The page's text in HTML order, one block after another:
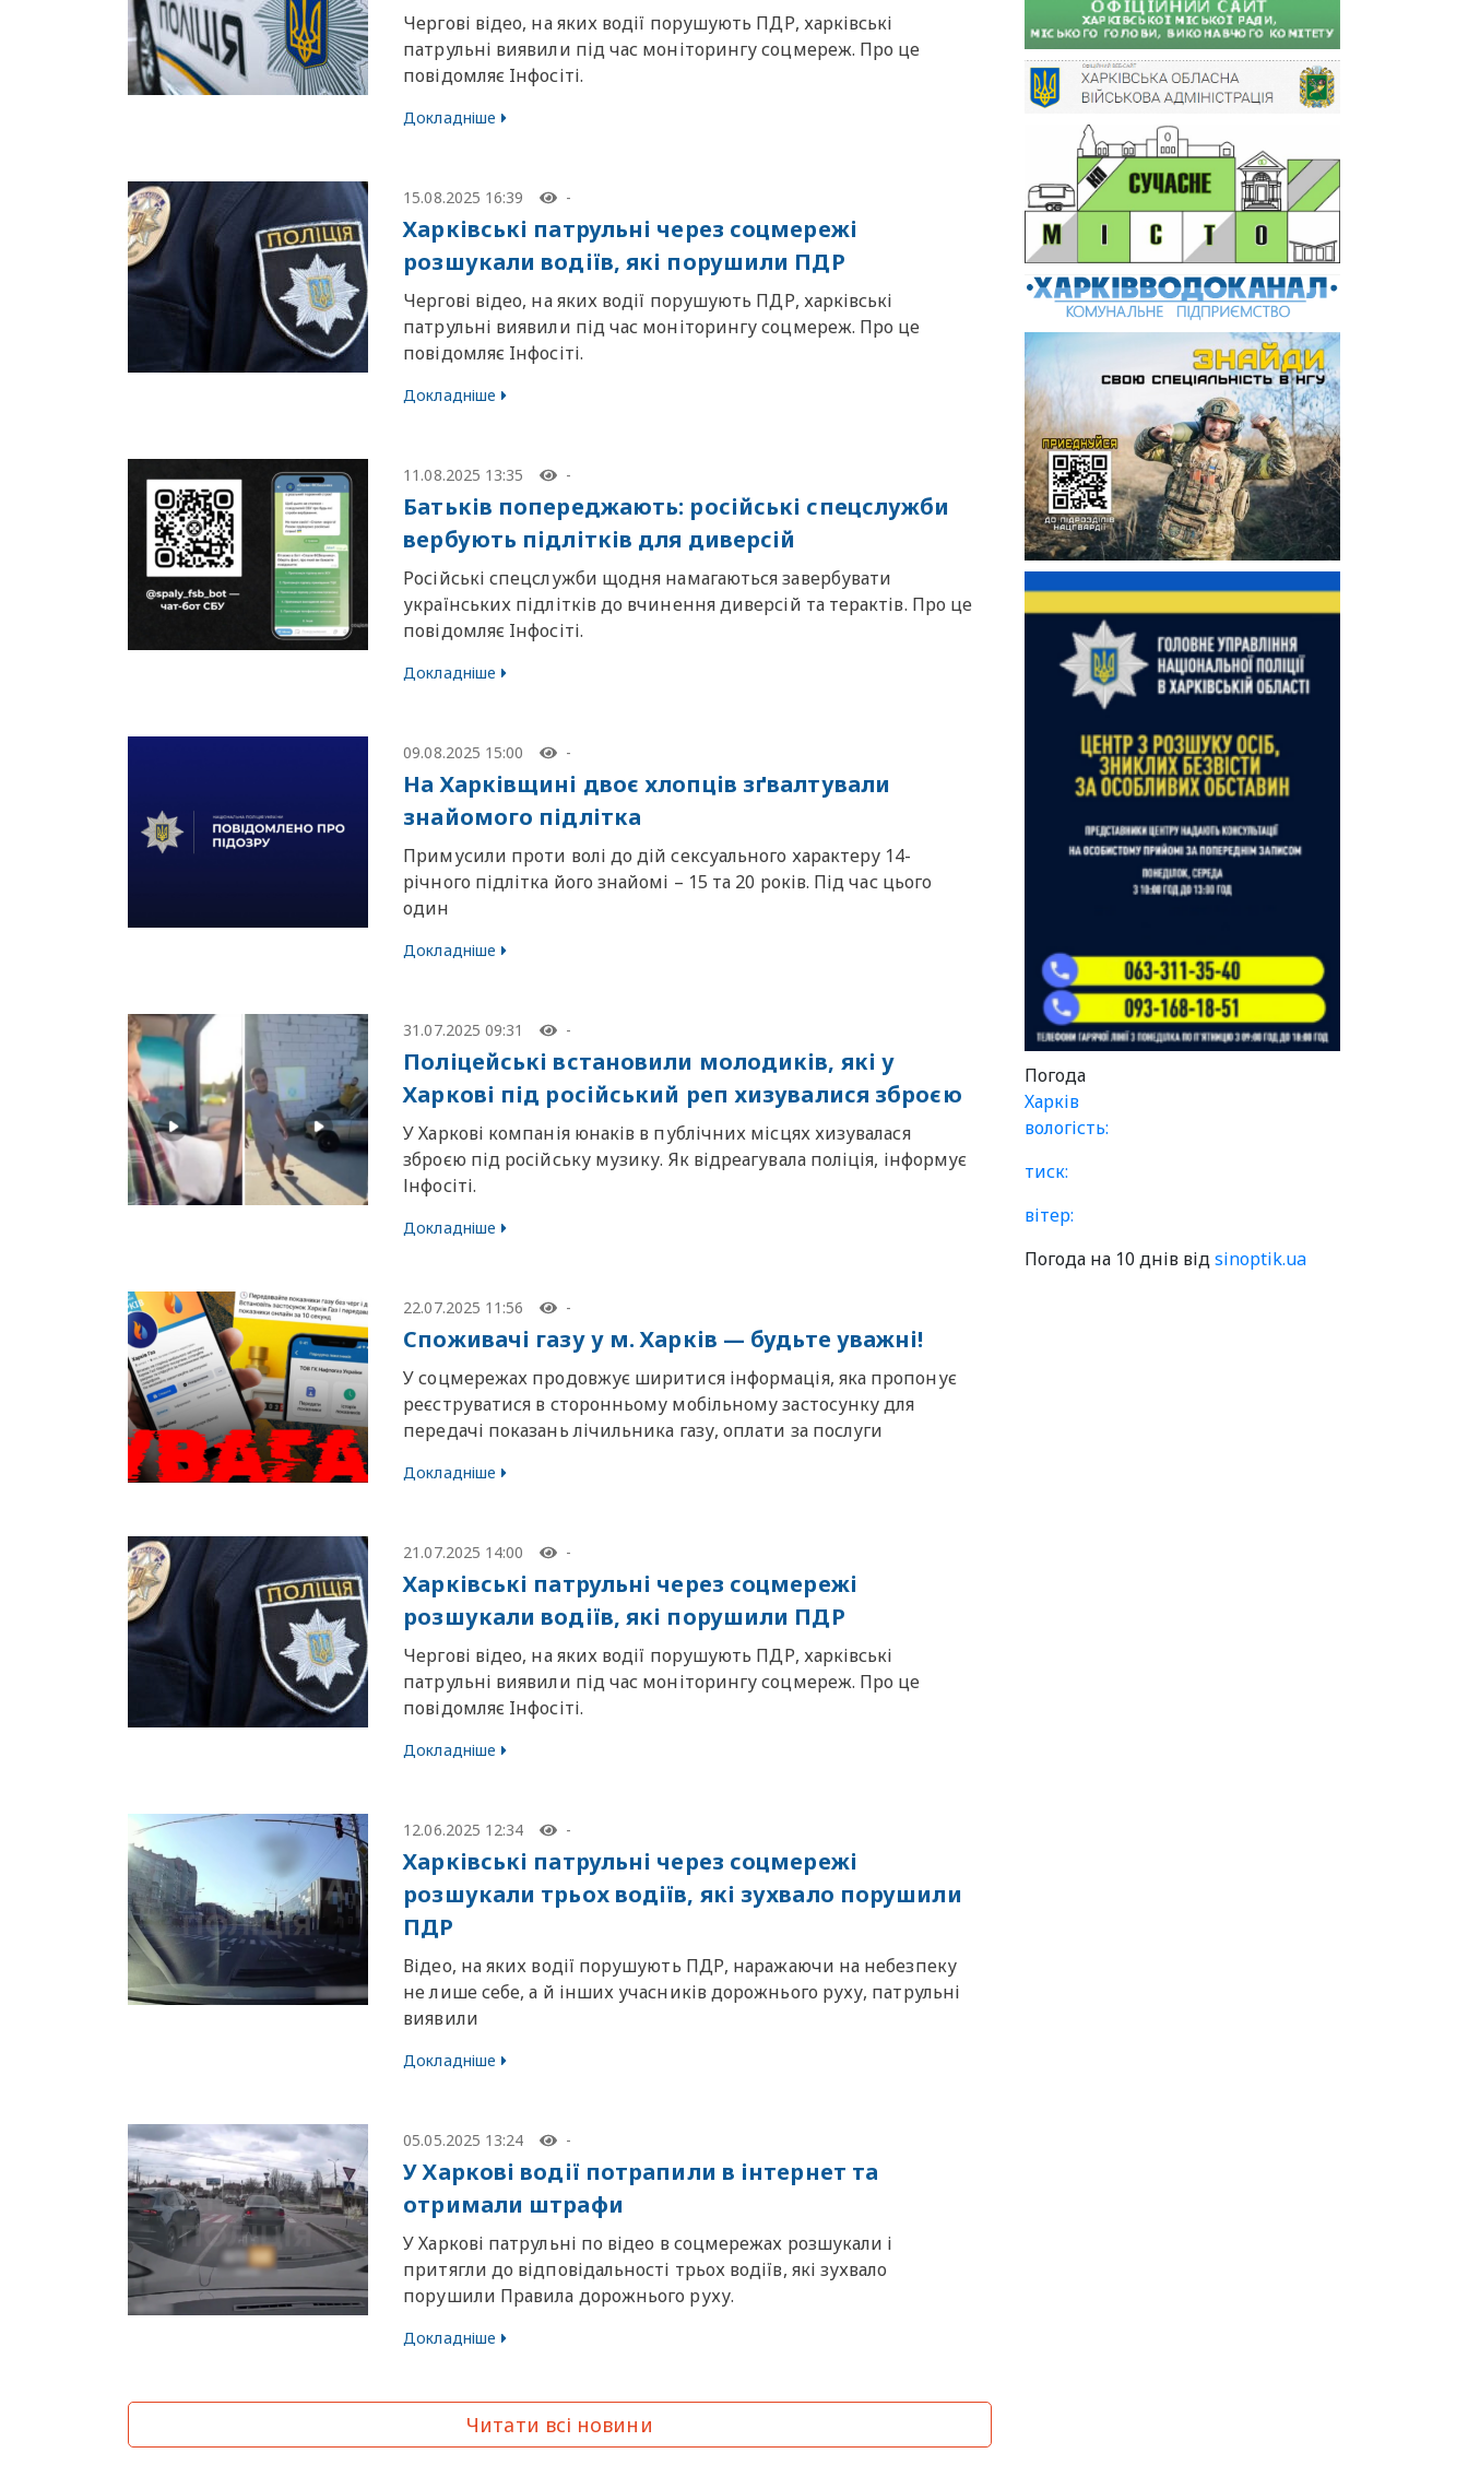
Чергові відео, на яких водії порушують ПДР, харківські
патрульні виявили під час моніторингу соцмереж. Про це
повiдомляє Iнфосiтi.
Докладніше
15.08.2025 16:39 -
Харківські патрульні через соцмережі
розшукали водіїв, які порушили ПДР
Чергові відео, на яких водії порушують ПДР, харківські
патрульні виявили під час моніторингу соцмереж. Про це
повiдомляє Iнфосiтi.
Докладніше
11.08.2025 13:35 -
Батьків попереджають: російські спецслужби
вербують підлітків для диверсій
Російські спецслужби щодня намагаються завербувати
українських підлітків до вчинення диверсій та терактів. Про це
повiдомляє Iнфосiтi.
Докладніше
09.08.2025 15:00 -
На Харківщині двоє хлопців зґвалтували
знайомого підлітка
Примусили проти волі до дій сексуального характеру 14-
річного підлітка його знайомі – 15 та 20 років. Під час цього
один
Докладніше
31.07.2025 09:31 -
Поліцейські встановили молодиків, які у
Харкові під російський реп хизувалися зброєю
У Харкові компанія юнаків в публічних місцях хизувалася
зброєю під російську музику. Як відреагувала поліція, інформує
Інфосіті.
Докладніше
22.07.2025 11:56 -
Споживачі газу у м. Харків — будьте уважні!
У соцмережах продовжує ширитися інформація, яка пропонує
реєструватися в сторонньому мобільному застосунку для
передачі показань лічильника газу, оплати за послуги
Докладніше
21.07.2025 14:00 -
Харківські патрульні через соцмережі
розшукали водіїв, які порушили ПДР
Чергові відео, на яких водії порушують ПДР, харківські
патрульні виявили під час моніторингу соцмереж. Про це
повiдомляє Iнфосiтi.
Докладніше
12.06.2025 12:34 -
Харківські патрульні через соцмережі
розшукали трьох водіїв, які зухвало порушили
ПДР
Відео, на яких водії порушують ПДР, наражаючи на небезпеку
не лише себе, а й інших учасників дорожнього руху, патрульні
виявили
Докладніше
05.05.2025 13:24 -
У Харкові водії потрапили в інтернет та
отримали штрафи
У Харкові патрульні по відео в соцмережах розшукали і
притягли до відповідальності трьох водіїв, які зухвало
порушили Правила дорожнього руху.
Докладніше
Читати всі новини
Погода
Харків
вологість:
тиск:
вітер:
Погода на 10 днів відsinoptik.ua